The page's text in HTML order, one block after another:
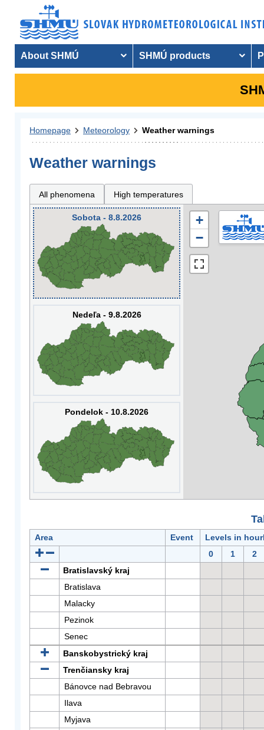
About SHMÚ SHMÚ products
Homepage Meteorology Weather warnings
Weather warnings
All phenomena High temperatures
Sobota - 8.8.2026
Nedeľa - 9.8.2026
Pondelok - 10.8.2026
+
−
Area Event
Levels in
0
1
2
Bratislavský kraj
Bratislava
Malacky
Pezinok
Senec
Banskobystrický kraj
Trenčiansky kraj
Bánovce nad Bebravou
Ilava
Myjava